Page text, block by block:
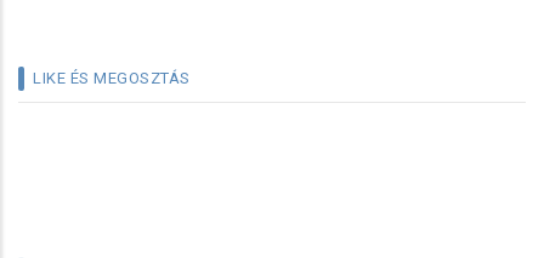
LIKE ÉS MEGOSZTÁS